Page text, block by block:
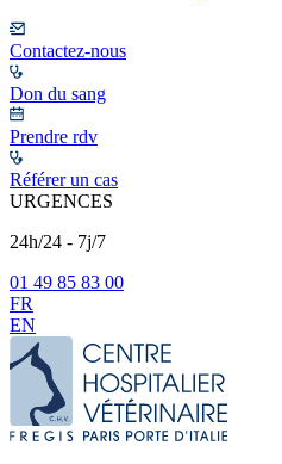
Contactez-nous
Don du sang
Prendre rdv
Référer un cas
URGENCES
24h/24 - 7j/7
01 49 85 83 00
FR
EN